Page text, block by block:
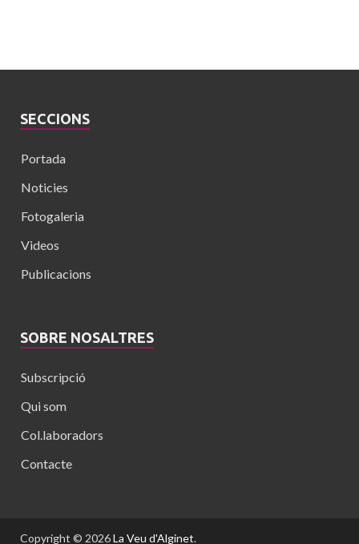
SECCIONS
Portada
Noticies
Fotogaleria
Videos
Publicacions
SOBRE NOSALTRES
Subscripció
Qui som
Col.laboradors
Contacte
Copyright © 2026La Veu d'Alginet.